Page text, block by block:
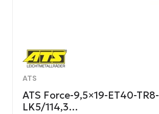
ATS
ATS Force-9,5×19-ET40-TR8-
LK5/114,3…